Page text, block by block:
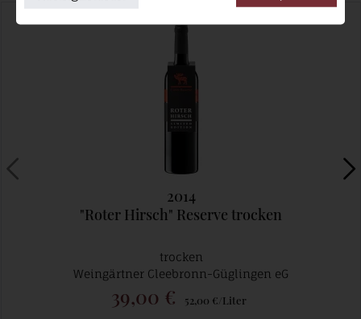
2014
"Roter Hirsch" Reserve trocken
trocken
Weingärtner Cleebronn-Güglingen eG
39,00 € 52,00 €/Liter